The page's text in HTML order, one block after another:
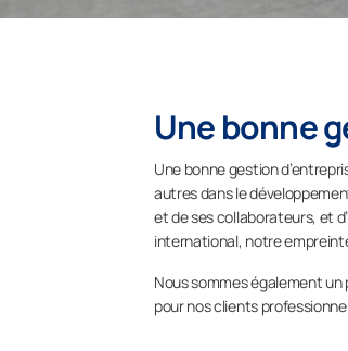
Une bonne
Une bonne gestion
autres dans le
et de ses collaborateurs, et
international, notre
Nous sommes également
pour nos clients